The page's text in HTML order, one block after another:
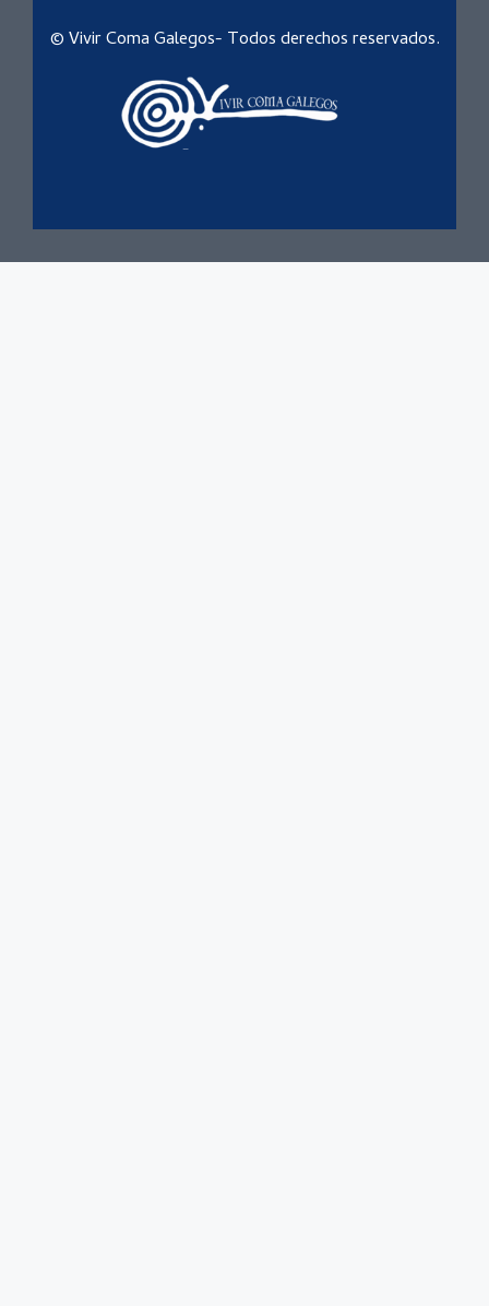
© Vivir Coma Galegos- Todos derechos reservados.